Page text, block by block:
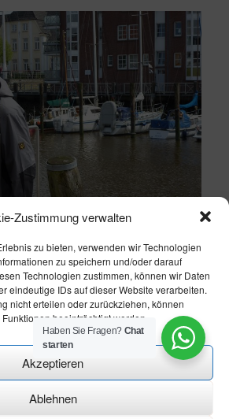
Zustimmung verwalten
zu bieten, verwenden wir Technologien
zu speichern und/oder darauf
Technologien zustimmen, können wir Daten
eindeutige IDs auf dieser Website verarbeiten.
nicht erteilen oder zurückziehen, können
beeinträchtigt werden.
Akzeptieren
Ablehnen
Homepageservice
Haben Sie Fragen? Chat
starten